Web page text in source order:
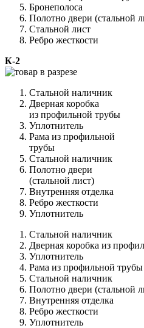
Бронеполоса
Полотно двери (стальной
Стальной лист
Ребро жесткости
К-2
Стальной наличник
Дверная коробка
из профильной трубы
Уплотнитель
Рама из профильной
трубы
Стальной наличник
Полотно двери
(стальной лист)
Внутренняя отделка
Ребро жесткости
Уплотнитель
Стальной наличник
Дверная коробка из
Уплотнитель
Рама из профильной трубы
Стальной наличник
Полотно двери (стальной
Внутренняя отделка
Ребро жесткости
Уплотнитель